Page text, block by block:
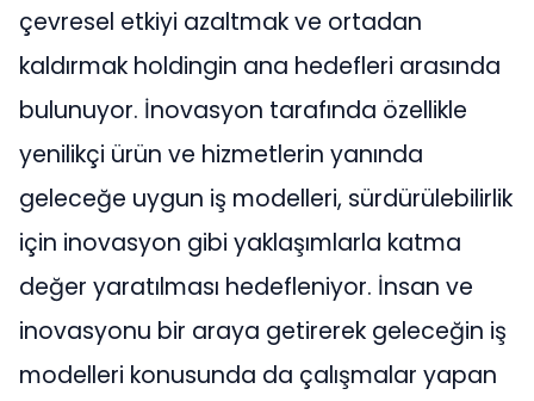
çevresel etkiyi azaltmak ve ortadan
kaldırmak holdingin ana hedefleri arasında
bulunuyor. İnovasyon tarafında özellikle
yenilikçi ürün ve hizmetlerin yanında
geleceğe uygun iş modelleri, sürdürülebilirlik
için inovasyon gibi yaklaşımlarla katma
değer yaratılması hedefleniyor. İnsan ve
inovasyonu bir araya getirerek geleceğin iş
modelleri konusunda da çalışmalar yapan